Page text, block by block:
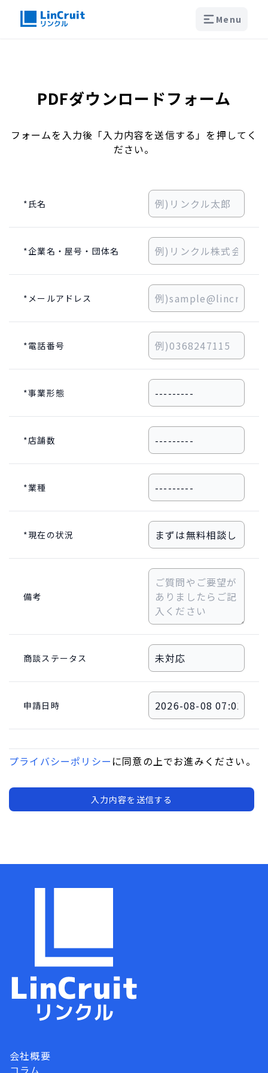
Menu
PDFダウンロードフォーム
フォームを入力後「入力内容を送信する」を押してく
ださい。
*氏名
*企業名・屋号・団体名
*メールアドレス
*電話番号
*事業形態
*店舗数
*業種
*現在の状況
備考
商談ステータス
申請日時
プライバシーポリシー に同意の上でお進みください。
入力内容を送信する
会社概要
コラム